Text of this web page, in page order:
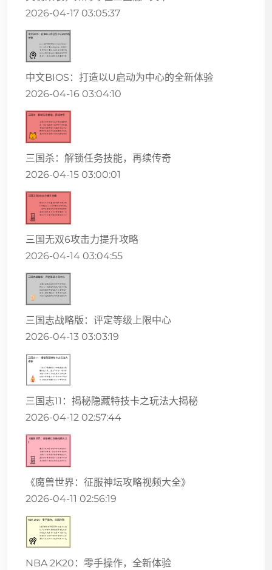
2026-04-17 03:05:37
中文BIOS：打造以U启动为中心的全新体验
2026-04-16 03:04:10
三国杀：解锁任务技能，再续传奇
2026-04-15 03:00:01
三国无双6攻击力提升攻略
2026-04-14 03:04:55
三国志战略版：评定等级上限中心
2026-04-13 03:03:19
三国志11：揭秘隐藏特技卡之玩法大揭秘
2026-04-12 02:57:44
《魔兽世界：征服神坛攻略视频大全》
2026-04-11 02:56:19
NBA 2K20：零手操作，全新体验